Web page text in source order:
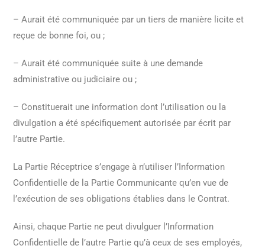
– Aurait été communiquée par un tiers de manière licite et
reçue de bonne foi, ou ;
– Aurait été communiquée suite à une demande
administrative ou judiciaire ou ;
– Constituerait une information dont l’utilisation ou la
divulgation a été spécifiquement autorisée par écrit par
l’autre Partie.
La Partie Réceptrice s’engage à n’utiliser l’Information
Confidentielle de la Partie Communicante qu’en vue de
l’exécution de ses obligations établies dans le Contrat.
Ainsi, chaque Partie ne peut divulguer l’Information
Confidentielle de l’autre Partie qu’à ceux de ses employés,